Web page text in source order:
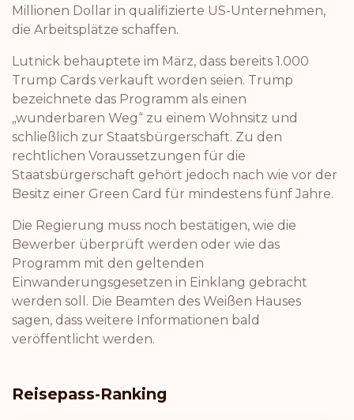
Millionen Dollar in qualifizierte US-Unternehmen,
die Arbeitsplätze schaffen.
Lutnick behauptete im März, dass bereits 1.000
Trump Cards verkauft worden seien. Trump
bezeichnete das Programm als einen
„wunderbaren Weg“ zu einem Wohnsitz und
schließlich zur Staatsbürgerschaft. Zu den
rechtlichen Voraussetzungen für die
Staatsbürgerschaft gehört jedoch nach wie vor der
Besitz einer Green Card für mindestens fünf Jahre.
Die Regierung muss noch bestätigen, wie die
Bewerber überprüft werden oder wie das
Programm mit den geltenden
Einwanderungsgesetzen in Einklang gebracht
werden soll. Die Beamten des Weißen Hauses
sagen, dass weitere Informationen bald
veröffentlicht werden.
Reisepass-Ranking